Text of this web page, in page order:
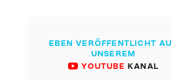
EBEN VERÖFFENTLICHT
UNSEREM
YOUTUBE KANAL